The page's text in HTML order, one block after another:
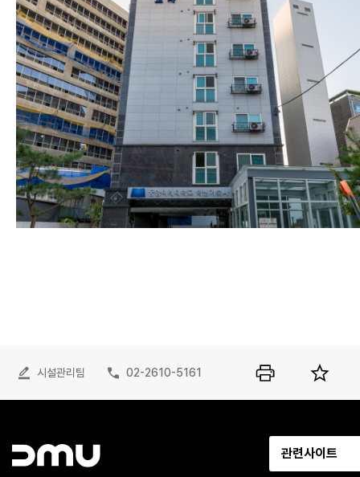
시설관리팀 02-2610-5161
관련사이트